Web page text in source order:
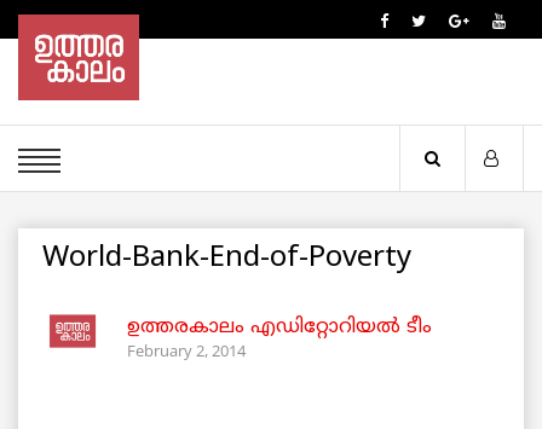
World-Bank-End-of-Poverty
ഉത്തരകാലം എഡിറ്റോറിയല്‍ ടീം
February 2, 2014